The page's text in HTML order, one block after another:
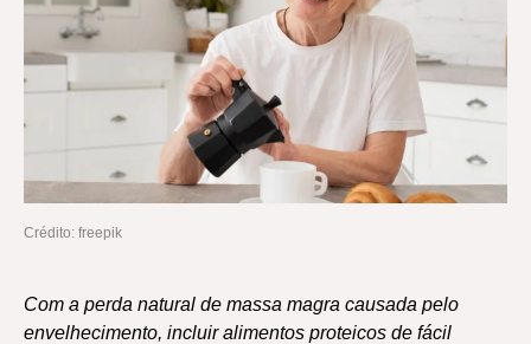
Crédito: freepik
Com a perda natural de massa magra causada pelo
envelhecimento, incluir alimentos proteicos de fácil